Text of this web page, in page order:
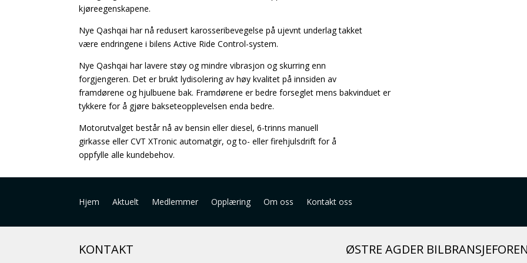
kjøreegenskapene.
Nye Qashqai har nå redusert karosseribevegelse på ujevnt underlag takket
være endringene i bilens Active Ride Control-system.
Nye Qashqai har lavere støy og mindre vibrasjon og skurring enn
forgjengeren. Det er brukt lydisolering av høy kvalitet på innsiden av
framdørene og hjulbuene bak. Framdørene er bedre forseglet mens bakvinduet er
tykkere for å gjøre bakseteopplevelsen enda bedre.
Motorutvalget består nå av bensin eller diesel, 6-trinns manuell
girkasse eller CVT XTronic automatgir, og to- eller firehjulsdrift for å
oppfylle alle kundebehov.
Hjem Aktuelt Medlemmer Opplæring Om oss Kontakt oss
KONTAKT ØSTRE AGDER